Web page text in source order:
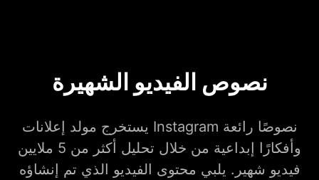
نصوص الفيديو الشهيرة
يستخرج مولد إعلانات Instagram نصوصًا رائعة
وأفكارًا إبداعية من خلال تحليل أكثر من 5 ملايين
فيديو شهير. يلبي محتوى الفيديو الذي تم إنشاؤه